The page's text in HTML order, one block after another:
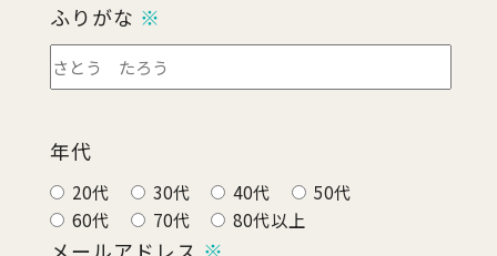
ふりがな ※
年代
20代 30代 40代
50代
60代
70代 80代以上